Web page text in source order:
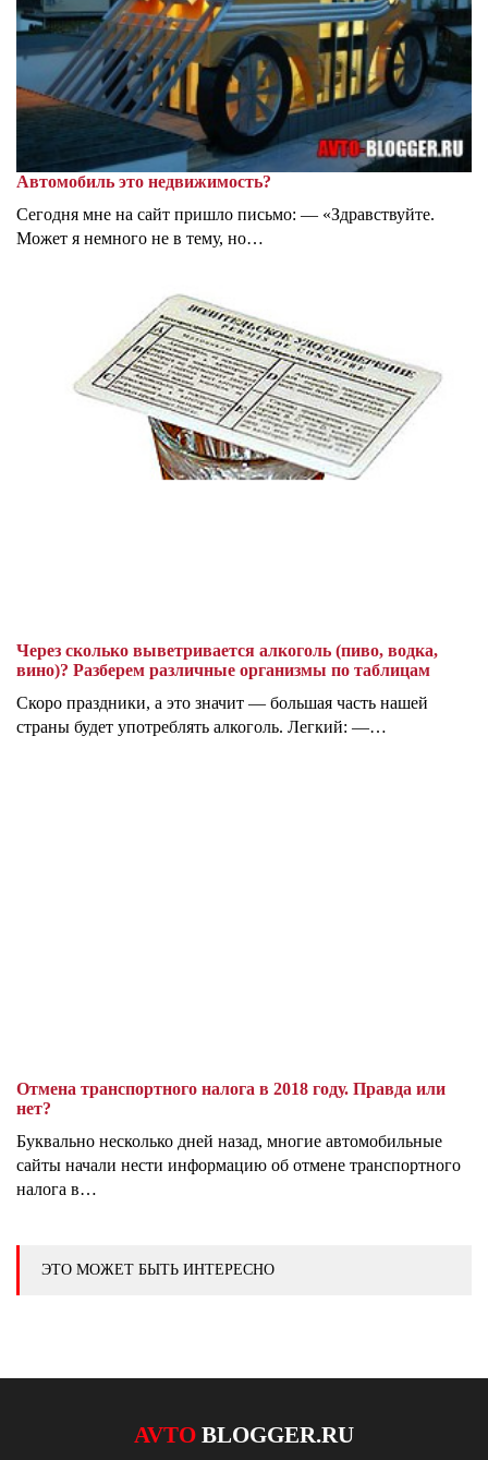
Автомобиль это недвижимость?
Сегодня мне на сайт пришло письмо: — «Здравствуйте.
Может я немного не в тему, но…
Через сколько выветривается алкоголь (пиво, водка,
вино)? Разберем различные организмы по таблицам
Скоро праздники, а это значит — большая часть нашей
страны будет употреблять алкоголь. Легкий: —…
Отмена транспортного налога в 2018 году. Правда или
нет?
Буквально несколько дней назад, многие автомобильные
сайты начали нести информацию об отмене транспортного
налога в…
ЭТО МОЖЕТ БЫТЬ ИНТЕРЕСНО
AVTO BLOGGER.RU